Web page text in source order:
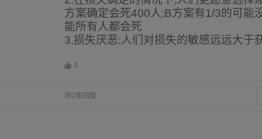
方案确定会死400人;B方案有1/3的可能
能所有人都会死
3.损失厌恶:人们对损失的敏感远远大于
2
共0条回复